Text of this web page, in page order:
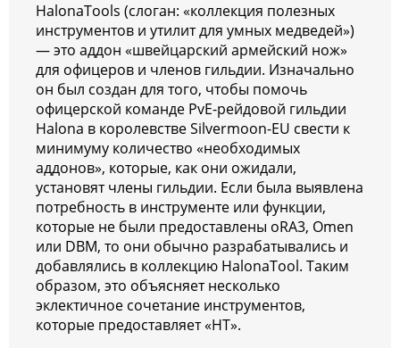
HalonaTools (слоган: «коллекция полезных
инструментов и утилит для умных медведей»)
— это аддон «швейцарский армейский нож»
для офицеров и членов гильдии. Изначально
он был создан для того, чтобы помочь
офицерской команде PvE-рейдовой гильдии
Halona в королевстве Silvermoon-EU свести к
минимуму количество «необходимых
аддонов», которые, как они ожидали,
установят члены гильдии. Если была выявлена
потребность в инструменте или функции,
которые не были предоставлены oRA3, Omen
или DBM, то они обычно разрабатывались и
добавлялись в коллекцию HalonaTool. Таким
образом, это объясняет несколько
эклектичное сочетание инструментов,
которые предоставляет «HT».